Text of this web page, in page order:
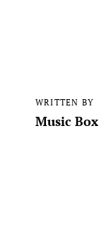
WRITTEN BY
Music Box